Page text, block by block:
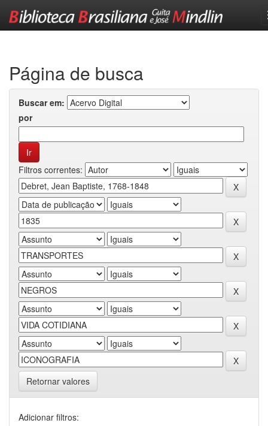
Página de busca
Buscar em:
por
Filtros correntes:
Retornar valores
Adicionar filtros: